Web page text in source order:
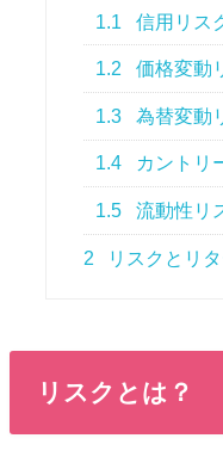
1.1 信用リス
1.2 価格変動
1.3 為替変動
1.4 カントリ
1.5 流動性リ
2 リスクとリ
リスクとは？